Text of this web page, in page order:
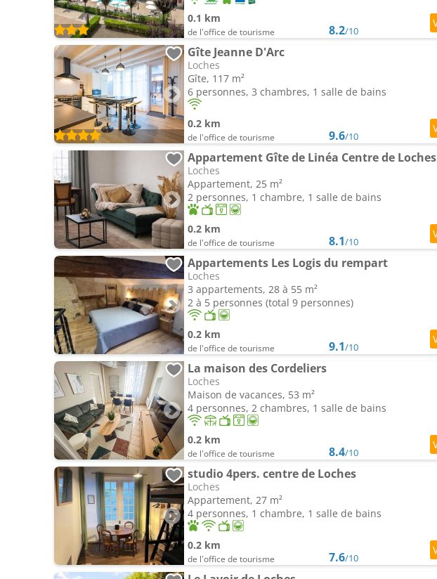
0.1 km
de l'office de tourisme 8.2/10
Gîte Jeanne D'Arc
Loches
Gîte, 117 m²
6 personnes, 3 chambres, 1 salle de bains
0.2 km
de l'office de tourisme 9.6/10
Appartement Gîte de Linéa Centre de Loches
Loches
Appartement, 25 m²
2 personnes, 1 chambre, 1 salle de bains
0.2 km
de l'office de tourisme 8.1/10
Appartements Les Logis du rempart
Loches
3 appartements, 28 à 55 m²
2 à 5 personnes (total 9 personnes)
0.2 km
de l'office de tourisme 9.1/10
La maison des Cordeliers
Loches
Maison de vacances, 53 m²
4 personnes, 2 chambres, 1 salle de bains
0.2 km
de l'office de tourisme 8.4/10
studio 4pers. centre de Loches
Loches
Appartement, 27 m²
4 personnes, 1 chambre, 1 salle de bains
0.2 km
de l'office de tourisme 7.6/10